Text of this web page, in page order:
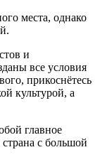
места, однако
и
все условия
прикоснётесь
культурой, а
главное
с большой